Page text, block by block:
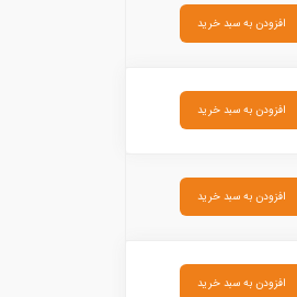
افزودن به سبد خرید
افزودن به سبد خرید
افزودن به سبد خرید
افزودن به سبد خرید